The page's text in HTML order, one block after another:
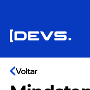
Voltar